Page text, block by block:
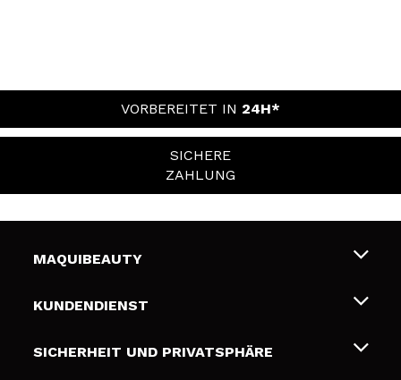
VORBEREITET IN 24H*
SICHERE
ZAHLUNG
MAQUIBEAUTY
Über uns
Geschenkkarten
KUNDENDIENST
Liefer- und Versandkosten
SICHERHEIT UND PRIVATSPHÄRE